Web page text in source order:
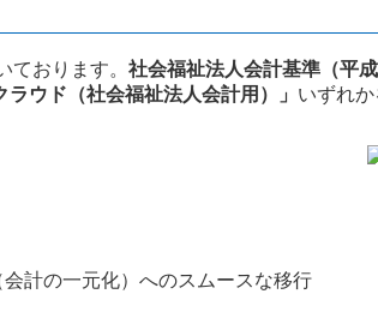
おります。 社会福祉法人会計基準（平
ウド（社会福祉法人会計用）」 いずれ
計の一元化）へのスムースな移行